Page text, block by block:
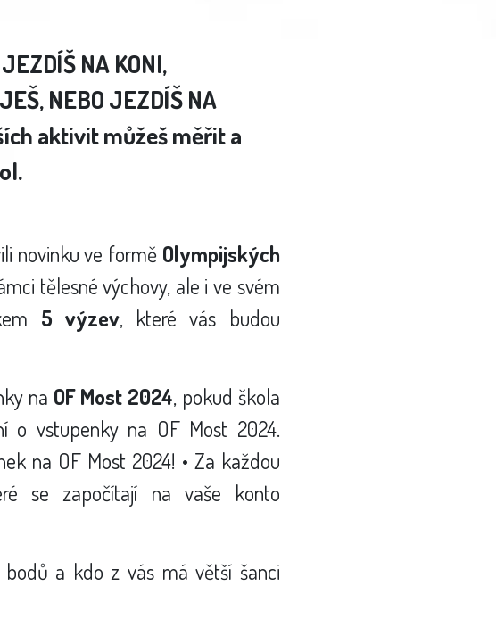
NA KONI,
NEBO JEZDÍŠ NA
aktivit můžeš měřit a
novinku ve formě Olympijských
tělesné výchovy, ale i ve svém
5 výzev, které vás budou
na OF Most 2024, pokud škola
o vstupenky na OF Most 2024.
na OF Most 2024! • Za každou
se započítají na vaše konto
a kdo z vás má větší šanci